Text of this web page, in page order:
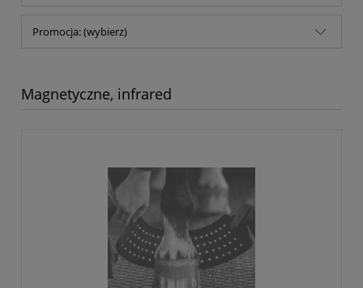
Promocja: (wybierz)
Magnetyczne, infrared